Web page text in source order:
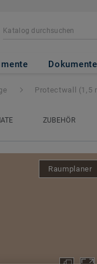
Dokumente
mm) -
Protectwall (1,5
ZUBEHÖR
Raumplaner